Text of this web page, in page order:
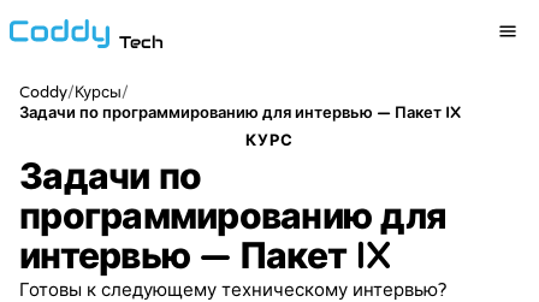
Tech
Coddy/Курсы/
Задачи по программированию для интервью — Пакет IX
КУРС
Задачи по
программированию для
интервью — Пакет IX
Готовы к следующему техническому интервью?